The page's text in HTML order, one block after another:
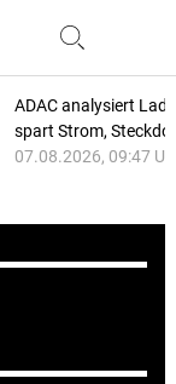
ADAC analysiert
spart Strom,
07.08.2026, 09:47